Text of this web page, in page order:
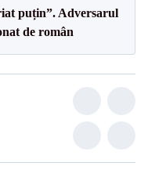
puțin”. Adversarul
de român